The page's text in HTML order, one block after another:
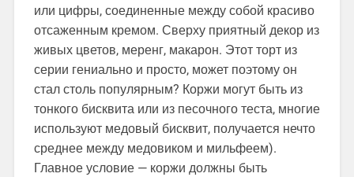
или цифры, соединенные между собой красиво
отсаженным кремом. Сверху приятный декор из
живых цветов, меренг, макарон. Этот торт из
серии гениально и просто, может поэтому он
стал столь популярным? Коржи могут быть из
тонкого бисквита или из песочного теста, многие
используют медовый бисквит, получается нечто
среднее между медовиком и мильфеем).
Главное условие — коржи должны быть